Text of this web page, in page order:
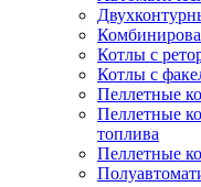
Котлы с
Котлы с
Пеллетные
Пеллетные
топлива
Пеллетные